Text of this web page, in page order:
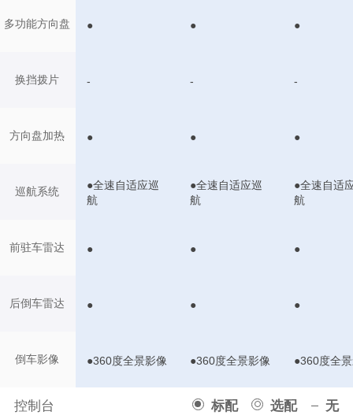
多功能方向盘
换挡拨片
方向盘加热
巡航系统
前驻车雷达
后倒车雷达
倒车影像
控制台 标配 选配 无
● ● ●
- - -
● ● ●
●全速自适应巡
航
●全速自适应巡
航
●全速自适
航
● ● ●
● ● ●
●360度全景影像 ●360度全景影像 ●360度全